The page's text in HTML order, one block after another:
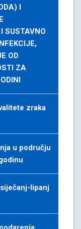
I
SUSTAVNO
OD
ZA
zraka
u području
lipanj